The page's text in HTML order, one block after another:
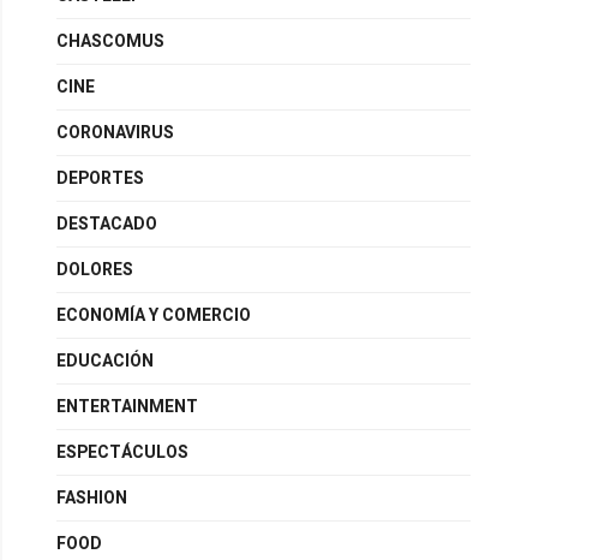
CHASCOMUS
CINE
CORONAVIRUS
DEPORTES
DESTACADO
DOLORES
ECONOMÍA Y COMERCIO
EDUCACIÓN
ENTERTAINMENT
ESPECTÁCULOS
FASHION
FOOD